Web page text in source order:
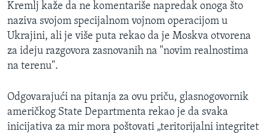
Kremlj kaže da ne komentariše napredak onoga što
naziva svojom specijalnom vojnom operacijom u
Ukrajini, ali je više puta rekao da je Moskva otvorena
za ideju razgovora zasnovanih na "novim realnostima
na terenu".
Odgovarajući na pitanja za ovu priču, glasnogovornik
američkog State Departmenta rekao je da svaka
inicijativa za mir mora poštovati „teritorijalni integritet